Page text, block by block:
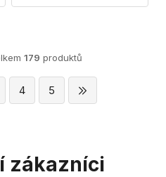
179 produktů
4 5
zákazníci